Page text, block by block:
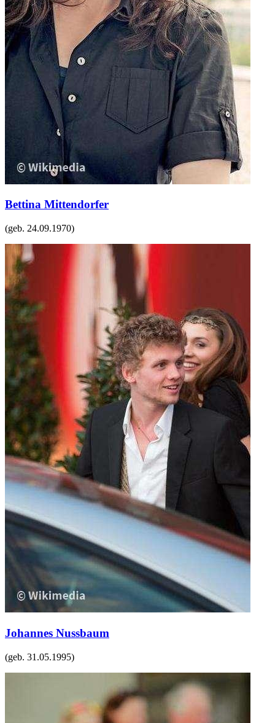
Bettina Mittendorfer
(geb. 24.09.1970)
Johannes Nussbaum
(geb. 31.05.1995)